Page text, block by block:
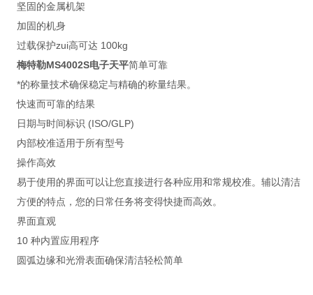
坚固的金属机架
加固的机身
过载保护zui高可达 100kg
梅特勒MS4002S电子天平简单可靠
*的称量技术确保稳定与精确的称量结果。
快速而可靠的结果
日期与时间标识 (ISO/GLP)
内部校准适用于所有型号
操作高效
易于使用的界面可以让您直接进行各种应用和常规校准。辅以清洁
方便的特点，您的日常任务将变得快捷而高效。
界面直观
10 种内置应用程序
圆弧边缘和光滑表面确保清洁轻松简单